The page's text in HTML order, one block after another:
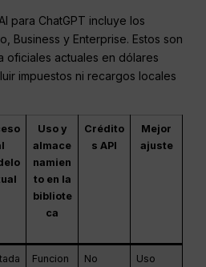
para ChatGPT incluye los
Business y Enterprise. Estos son
oficiales actuales en dólares
impuestos ni recargos locales
Uso y
almace
namien
to en la
bibliote
ca
Crédito
s API
Mejor
ajuste
Funcion
No
Uso